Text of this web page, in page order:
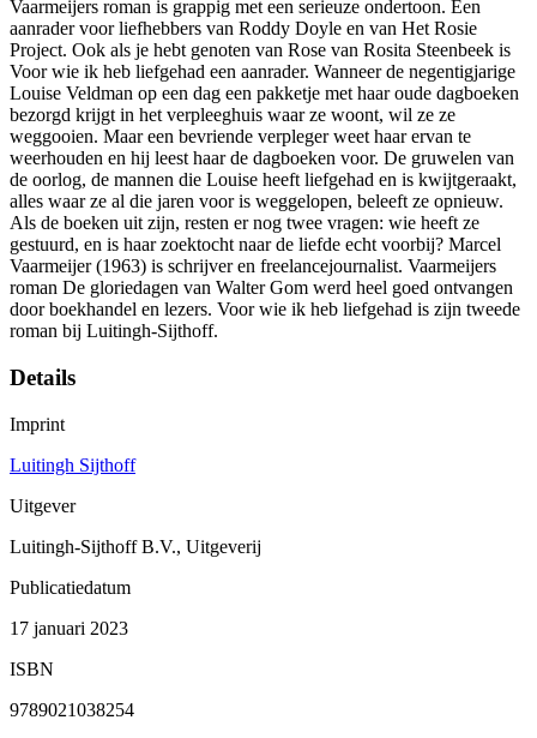
Vaarmeijers roman is grappig met een serieuze ondertoon. Een
aanrader voor liefhebbers van Roddy Doyle en van Het Rosie
Project. Ook als je hebt genoten van Rose van Rosita Steenbeek is
Voor wie ik heb liefgehad een aanrader. Wanneer de negentigjarige
Louise Veldman op een dag een pakketje met haar oude dagboeken
bezorgd krijgt in het verpleeghuis waar ze woont, wil ze ze
weggooien. Maar een bevriende verpleger weet haar ervan te
weerhouden en hij leest haar de dagboeken voor. De gruwelen van
de oorlog, de mannen die Louise heeft liefgehad en is kwijtgeraakt,
alles waar ze al die jaren voor is weggelopen, beleeft ze opnieuw.
Als de boeken uit zijn, resten er nog twee vragen: wie heeft ze
gestuurd, en is haar zoektocht naar de liefde echt voorbij? Marcel
Vaarmeijer (1963) is schrijver en freelancejournalist. Vaarmeijers
roman De gloriedagen van Walter Gom werd heel goed ontvangen
door boekhandel en lezers. Voor wie ik heb liefgehad is zijn tweede
roman bij Luitingh-Sijthoff.
Details
Imprint
Luitingh Sijthoff
Uitgever
Luitingh-Sijthoff B.V., Uitgeverij
Publicatiedatum
17 januari 2023
ISBN
9789021038254